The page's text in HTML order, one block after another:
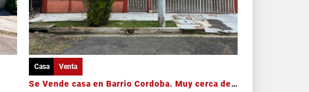
Casa Venta
Se Vende casa en Barrio Cordoba. Muy cerca de San José